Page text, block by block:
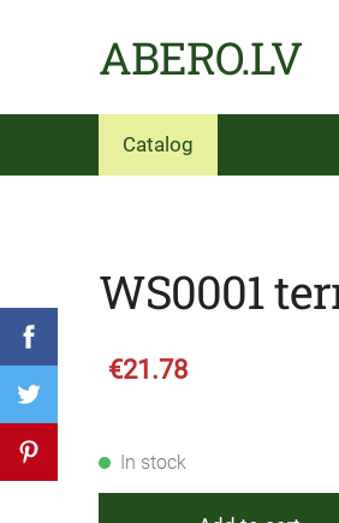
ABERO.LV
Catalog
WS0001
€21.78
In stock